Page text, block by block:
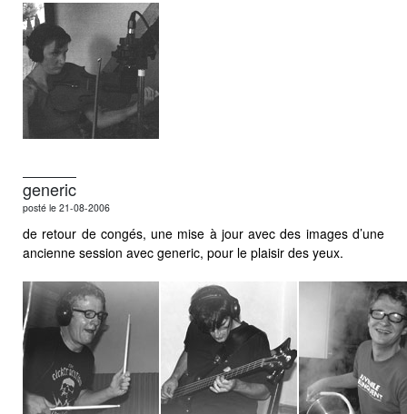
generic
posté le 21-08-2006
de retour de congés, une mise à jour avec des images d’une
ancienne session avec generic, pour le plaisir des yeux.